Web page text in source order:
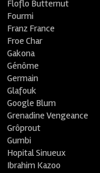
Floflo Butternut
Fourmi
Franz France
Froe Char
Gakona
Génôme
Germain
Glafouk
Google Blum
Grenadine Vengeance
Grôprout
Gumbi
Hopital Sinueux
Ibrahim Kazoo